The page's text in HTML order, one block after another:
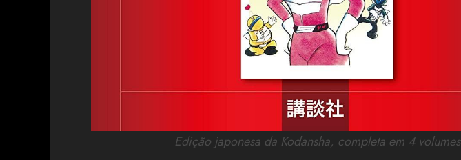
Edição japonesa da Kodansha, completa em 4 volumes